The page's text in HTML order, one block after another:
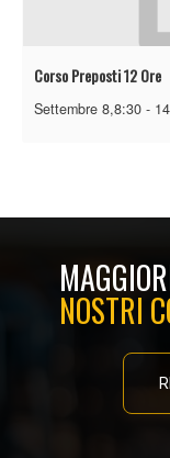
Corso Preposti 12 Ore
Settembre 8,8:30 -
NOSTRI